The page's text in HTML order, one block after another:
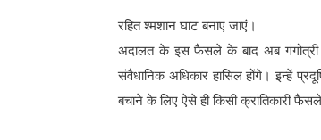
रहित श्मशान घाट बनाए जाएं।
अदालत के इस फैसले के बाद अब गंगोत्री
संवैधानिक अधिकार हासिल होंगे। इन्हें
बचाने के लिए ऐसे ही किसी क्रांतिकारी